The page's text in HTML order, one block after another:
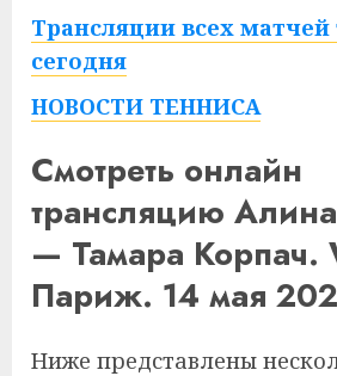
Трансляции всех матчей
сегодня
НОВОСТИ ТЕННИСА
Смотреть онлайн
трансляцию
— Тамара Корпач.
Париж. 14 мая
Ниже представлены